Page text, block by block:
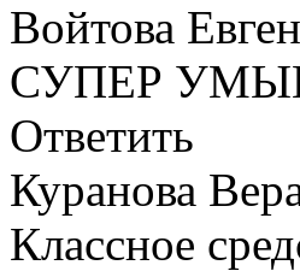
Войтова
СУПЕР
Ответить
Куранова
Классное